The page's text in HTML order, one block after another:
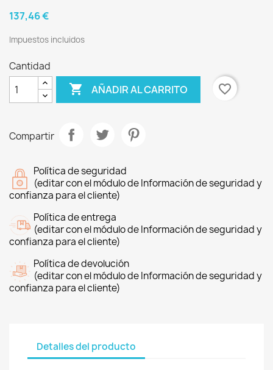
137,46 €
Impuestos incluidos
Cantidad
 AÑADIR AL CARRITO favorite_border
Compartir
Política de seguridad
(editar con el módulo de Información de seguridad y
confianza para el cliente)
Política de entrega
(editar con el módulo de Información de seguridad y
confianza para el cliente)
Política de devolución
(editar con el módulo de Información de seguridad y
confianza para el cliente)
Detalles del producto